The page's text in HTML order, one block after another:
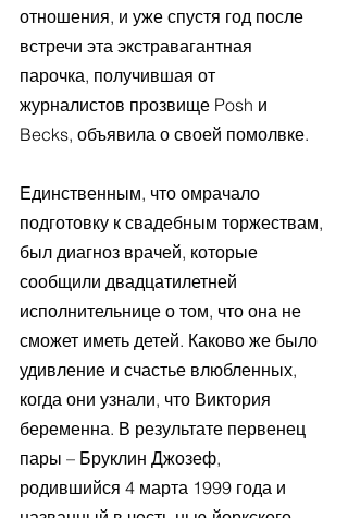
отношения, и уже спустя год после
встречи эта экстравагантная
парочка, получившая от
журналистов прозвище Posh и
Becks, объявила о своей помолвке.
Единственным, что омрачало
подготовку к свадебным торжествам,
был диагноз врачей, которые
сообщили двадцатилетней
исполнительнице о том, что она не
сможет иметь детей. Каково же было
удивление и счастье влюбленных,
когда они узнали, что Виктория
беременна. В результате первенец
пары – Бруклин Джозеф,
родившийся 4 марта 1999 года и